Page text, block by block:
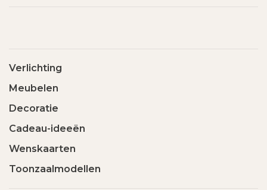
Verlichting
Meubelen
Decoratie
Cadeau-ideeën
Wenskaarten
Toonzaalmodellen